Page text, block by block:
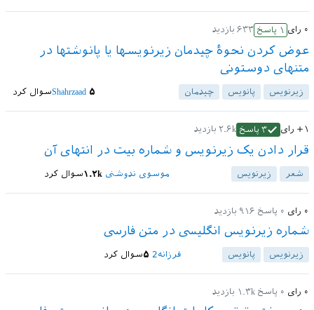
۰ رای ۱ پاسخ ۶۳۳ بازدید
عوض کردن نحوۀ چیدمان زیرنویسها یا پانوشتها در
متنهای دوستونی
زیرنویس پانویس چیدمان سوال کردShahrzaad ۵
+۱ رای ۳ پاسخ ۲.۶k بازدید
قرار دادن یک زیرنویس و شماره بیت در انتهای آن
شعر زیرنویس سوال کرد موسوی ندوشنی ۱.۲k
۰ رای ۰ پاسخ ۹۱۶ بازدید
شماره زیرنویس انگلیسی در متن فارسی
زیرنویس پانویس سوال کرد فرزانه2 ۵
۰ رای ۰ پاسخ ۱.۳k بازدید